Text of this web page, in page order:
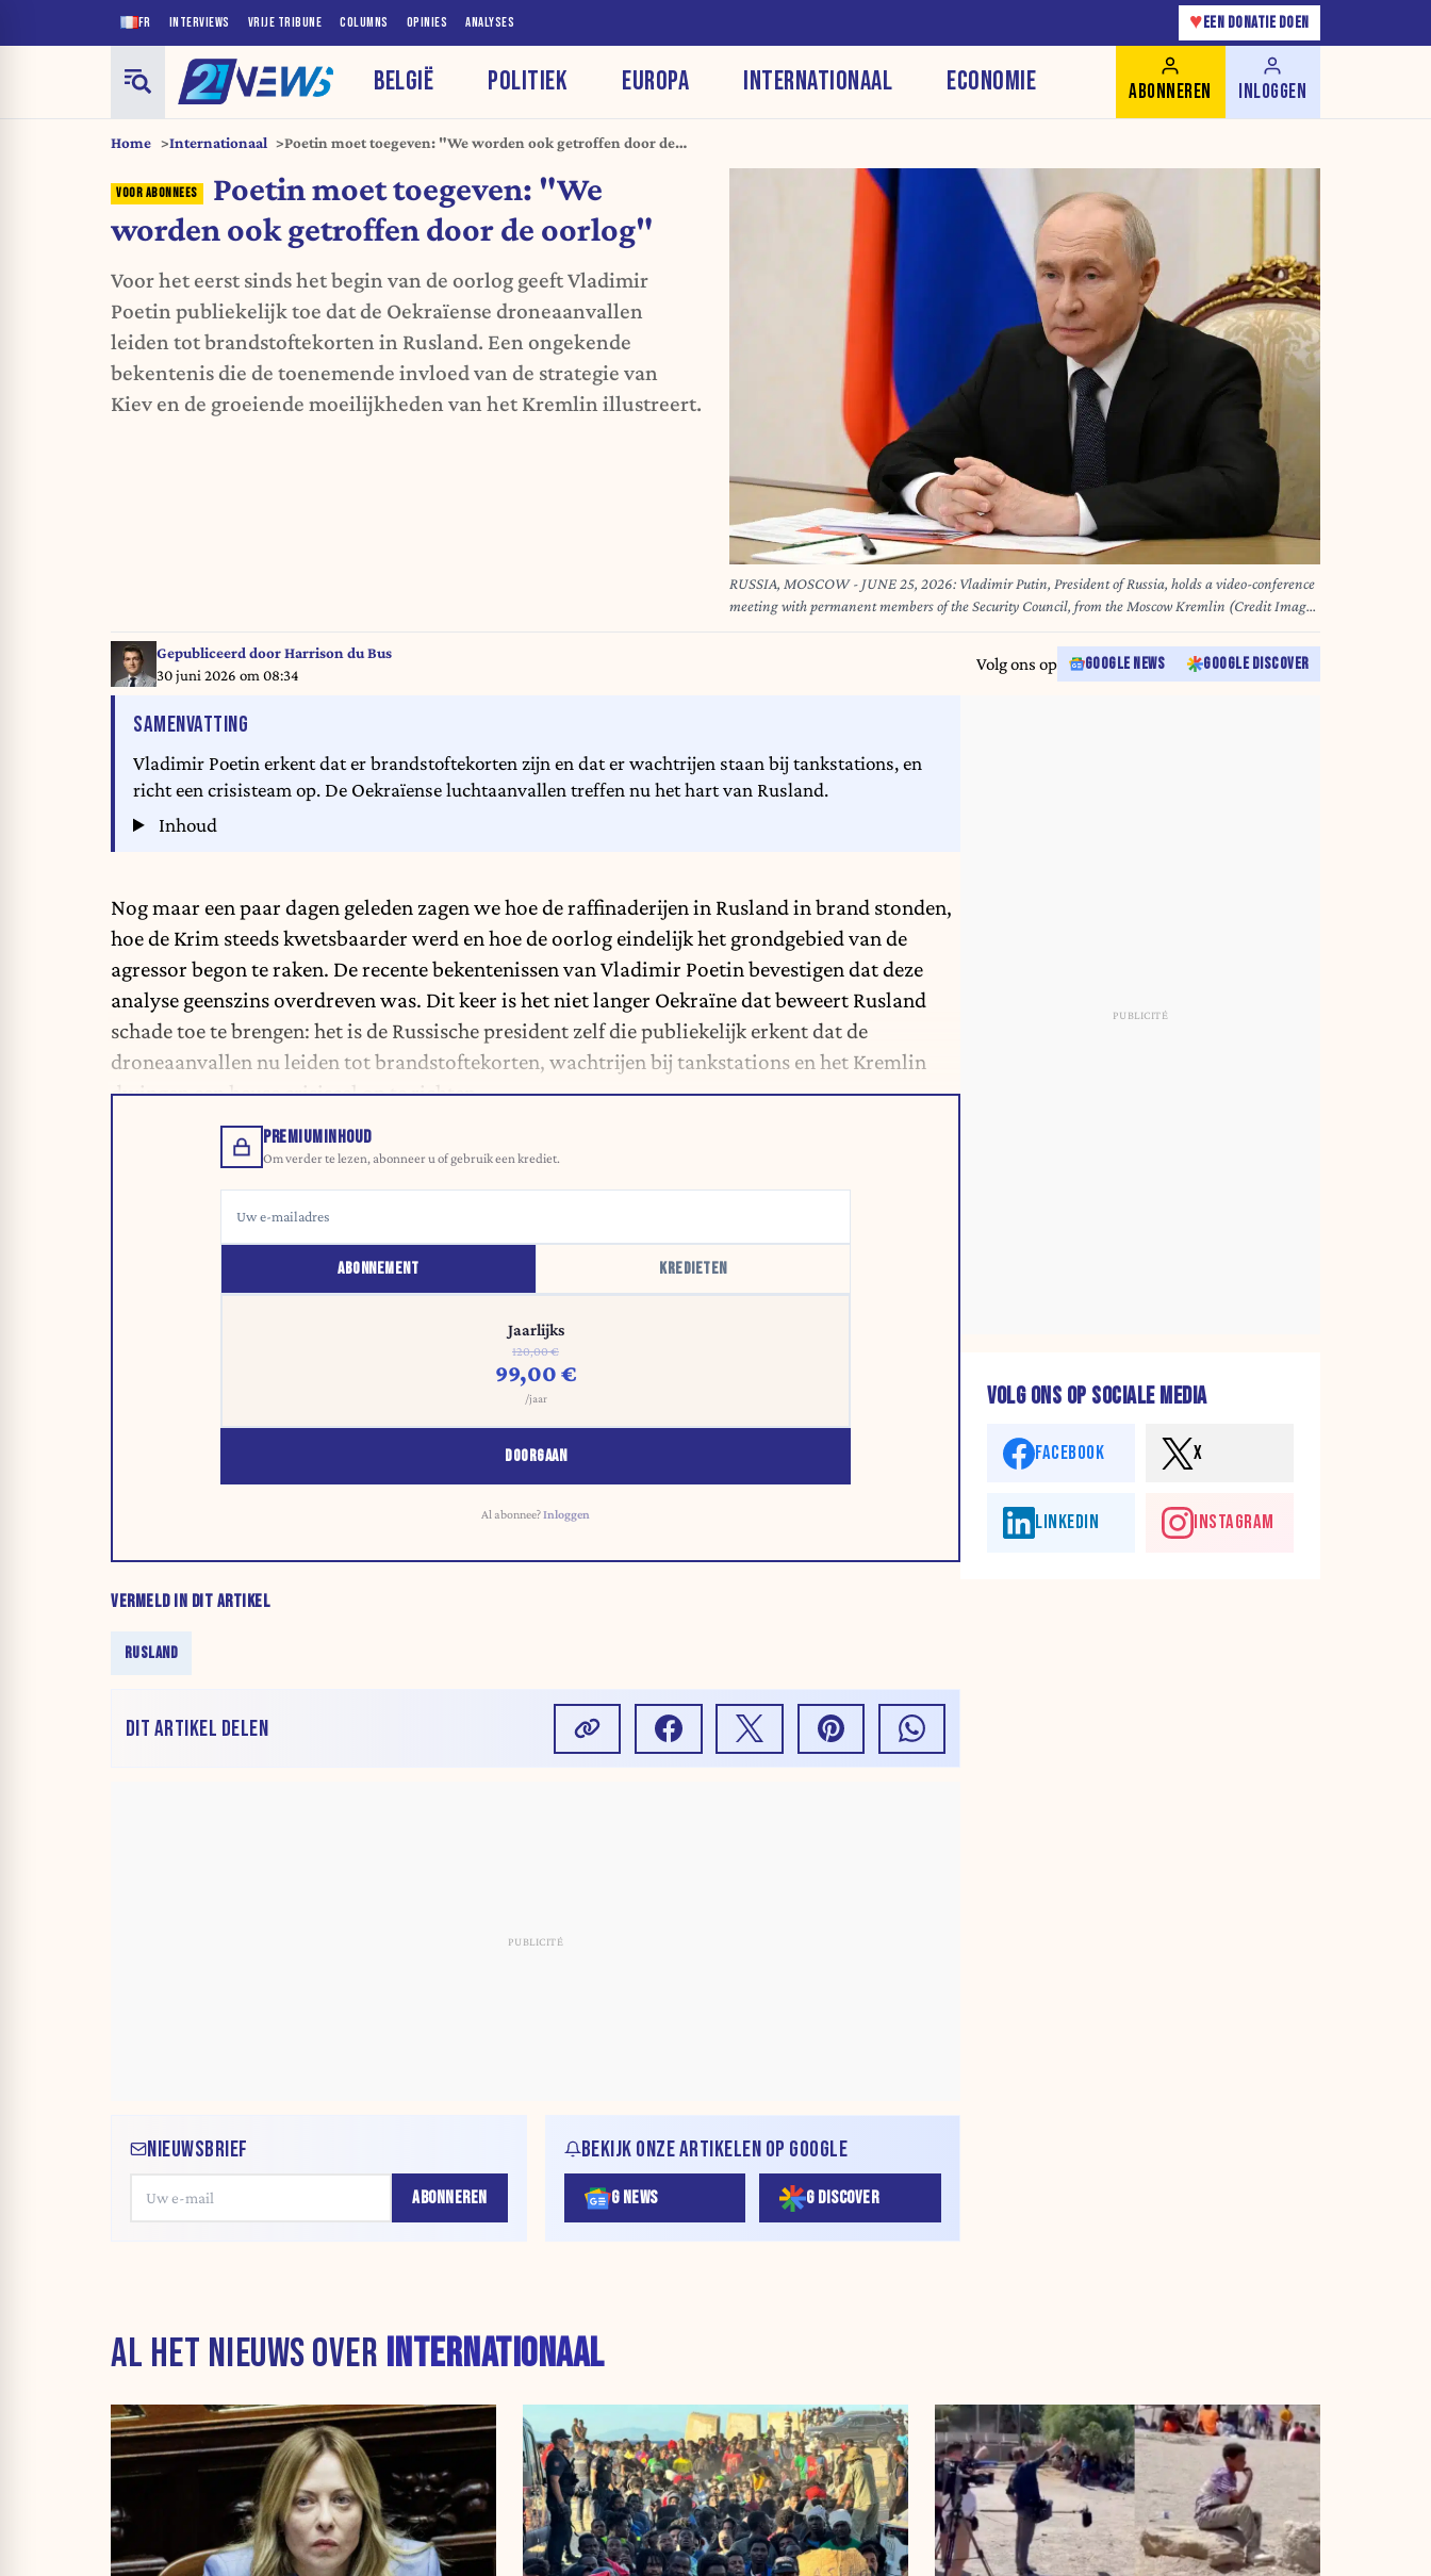
FR INTERVIEWS VRIJE TRIBUNE COLUMNS OPINIES ANALYSES ♥ EEN DONATIE DOEN
BELGIË POLITIEK EUROPA INTERNATIONAAL ECONOMIE ABONNEREN INLOGGEN
Home Internationaal
Poetin moet toegeven: "We worden ook getroffen door de
Poetin moet toegeven: "We
worden ook getroffen door de oorlog"
Voor het eerst sinds het begin van de oorlog geeft Vladimir
Poetin publiekelijk toe dat de Oekraïense droneaanvallen
leiden tot brandstoftekorten in Rusland. Een ongekende
bekentenis die de toenemende invloed van de strategie van
Kiev en de groeiende moeilijkheden van het Kremlin illustreert.
RUSSIA, MOSCOW - JUNE 25, 2026: Vladimir Putin, President of Russia, holds a video-conference
meeting with permanent members of the Security Council, from the Moscow Kremlin (Credit Image:
© Pavel Byrkin/TASS via ZUMA Press)
Gepubliceerd doorHarrison du Bus
30 juni 2026 om 08:34
Volg ons op GOOGLE NEWS GOOGLE DISCOVER
SAMENVATTING
Vladimir Poetin erkent dat er brandstoftekorten zijn en dat er wachtrijen staan bij tankstations, en
richt een crisisteam op. De Oekraïense luchtaanvallen treffen nu het hart van Rusland.
Inhoud
Nog maar een paar dagen geleden zagen we hoe de raffinaderijen in Ruslandin brand stonden,
hoe de Krim steeds kwetsbaarder werd en hoe de oorlog eindelijk het grondgebied van de
agressor begon te raken. De recente bekentenissen van Vladimir Poetin bevestigen dat deze
analyse geenszins overdreven was. Dit keer is het niet langer Oekraïne dat beweert Rusland
schade toe te brengen: het is de Russische president zelf die publiekelijk erkent dat de
droneaanvallen nu leiden tot brandstoftekorten, wachtrijen bij tankstations en het Kremlin
dwingen een heuse crisiscel op te richten.
PREMIUMINHOUD
Om verder te lezen, abonneer u of gebruik een krediet.
ABONNEMENT KREDIETEN
Jaarlijks
120,00 €
99,00 €
/jaar
DOORGAAN
Al abonnee?Inloggen
VERMELD IN DIT ARTIKEL
RUSLAND
DIT ARTIKEL DELEN
NIEUWSBRIEF
ABONNEREN
BEKIJK ONZE ARTIKELEN OP GOOGLE
G NEWS G DISCOVER
VOLG ONS OP SOCIALE MEDIA
FACEBOOK X
LINKEDIN INSTAGRAM
AL HET NIEUWS OVER INTERNATIONAAL